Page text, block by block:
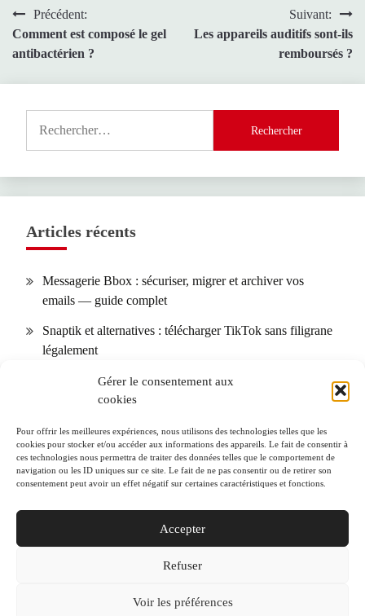
Gérer le consentement aux
cookies
Pour offrir les meilleures expériences, nous utilisons des technologies telles que les
cookies pour stocker et/ou accéder aux informations des appareils. Le fait de consentir à
ces technologies nous permettra de traiter des données telles que le comportement de
navigation ou les ID uniques sur ce site. Le fait de ne pas consentir ou de retirer son
consentement peut avoir un effet négatif sur certaines caractéristiques et fonctions.
Accepter
Refuser
Voir les préférences
Navigation
de
Précédent:
Comment est composé le gel
antibactérien ?
Suivant:
Les appareils auditifs sont-ils
remboursés ?
Articles récents
Messagerie Bbox : sécuriser, migrer et archiver vos
emails — guide complet
Snaptik et alternatives : télécharger TikTok sans filigrane
légalement
Calendrier des allergies : comment l’utiliser selon votre
région + 10 conseils pour réduire les symptômes
SOGo Webmail (Lille) : installation, sécurité et
dépannage pas à pas
S&OP en pratique : KPI et erreurs courantes — le guide